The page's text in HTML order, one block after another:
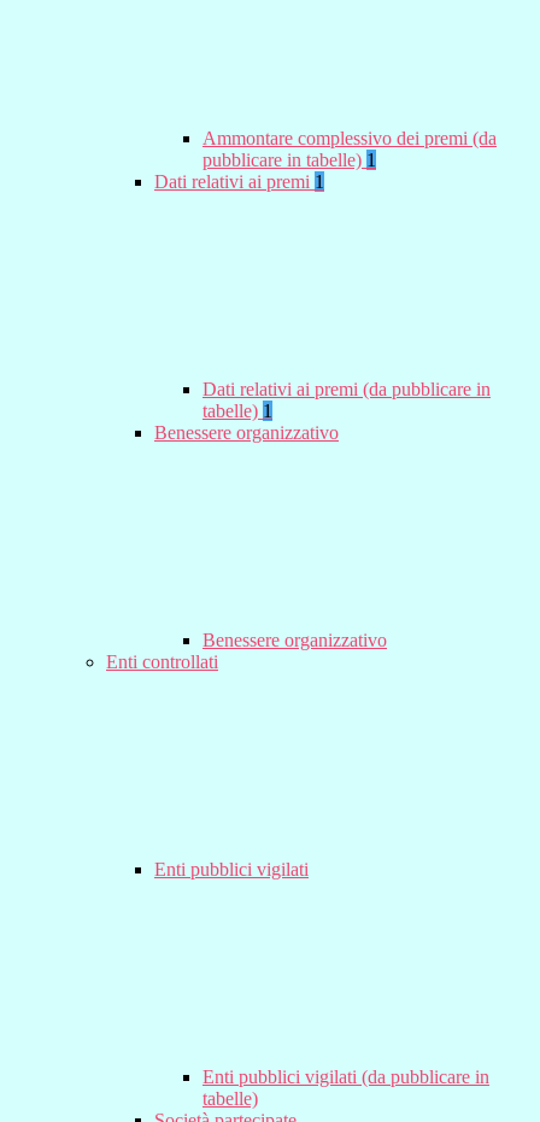
Ammontare complessivo dei premi (da
pubblicare in tabelle) 1
Dati relativi ai premi 1
Dati relativi ai premi (da pubblicare in
tabelle) 1
Benessere organizzativo
Benessere organizzativo
Enti controllati
Enti pubblici vigilati
Enti pubblici vigilati (da pubblicare in
tabelle)